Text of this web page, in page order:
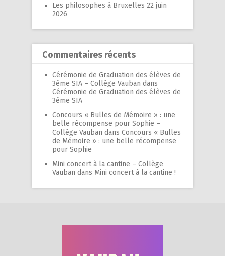
Les philosophes à Bruxelles 22 juin
2026
Commentaires récents
Cérémonie de Graduation des élèves de
3ème SIA – Collège Vauban dans
Cérémonie de Graduation des élèves de
3ème SIA
Concours « Bulles de Mémoire » : une
belle récompense pour Sophie –
Collège Vauban dans Concours « Bulles
de Mémoire » : une belle récompense
pour Sophie
Mini concert à la cantine – Collège
Vauban dans Mini concert à la cantine !